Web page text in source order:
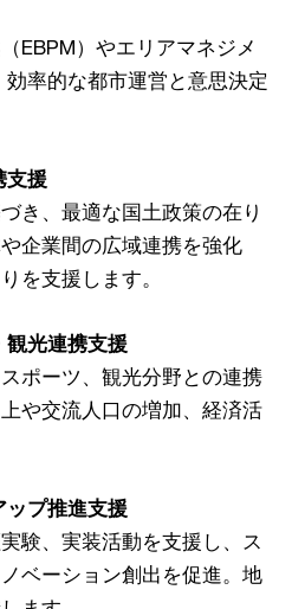
EBPM）やエリアマネジメ
率的な都市運営と意思決定
支援
き、最適な国土政策の在り
企業間の広域連携を強化
を支援します。
光連携支援
ポーツ、観光分野との連携
や交流人口の増加、経済活
プ推進支援
験、実装活動を支援し、ス
ベーション創出を促進。地